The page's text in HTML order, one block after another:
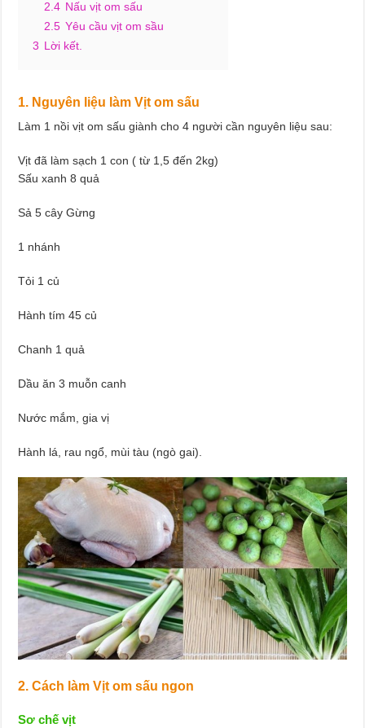
2.4 Nấu vịt om sấu
2.5 Yêu cầu vịt om sầu
3 Lời kết.
1. Nguyên liệu làm Vịt om sấu
Làm 1 nồi vịt om sấu giành cho 4 người cần nguyên liệu sau:
Vịt đã làm sạch 1 con ( từ 1,5 đến 2kg)
Sấu xanh 8 quả
Sả 5 cây Gừng
1 nhánh
Tỏi 1 củ
Hành tím 45 củ
Chanh 1 quả
Dầu ăn 3 muỗn canh
Nước mắm, gia vị
Hành lá, rau ngổ, mùi tàu (ngò gai).
2. Cách làm Vịt om sấu ngon
Sơ chế vịt